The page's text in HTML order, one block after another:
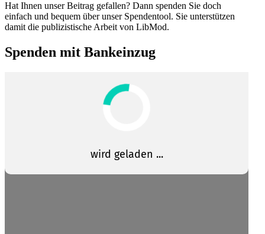
Hat Ihnen unser Beitrag gefallen? Dann spenden Sie doch
einfach und bequem über unser Spendentool. Sie unter­stützen
damit die publi­zis­tische Arbeit von LibMod.
Spenden mit Bankeinzug